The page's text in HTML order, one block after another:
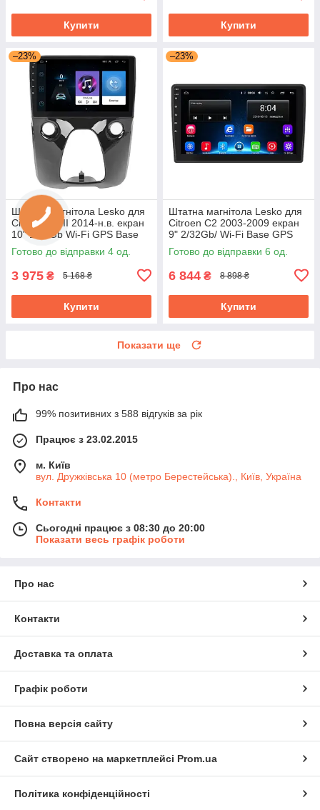
Купити Купити
–23%
Штатна магнітола Lesko для
Citroen C1 II 2014-н.в. екран
10" 1/16Gb Wi-Fi GPS Base
Ситроен
Готово до відправки 4 од.
3 975 ₴ 5 168 ₴
Купити
–23%
Штатна магнітола Lesko для
Citroen C2 2003-2009 екран
9" 2/32Gb/ Wi-Fi Base GPS
Android Ситроен
Готово до відправки 6 од.
6 844 ₴ 8 898 ₴
Купити
Показати ще
Про нас
99% позитивних з 588 відгуків за рік
Працює з 23.02.2015
м. Київ
вул. Дружківська 10 (метро Берестейська)., Київ, Україна
Контакти
Сьогодні працює з 08:30 до 20:00
Показати весь графік роботи
Про нас
Контакти
Доставка та оплата
Графік роботи
Повна версія сайту
Сайт створено на маркетплейсі Prom.ua
Політика конфіденційності